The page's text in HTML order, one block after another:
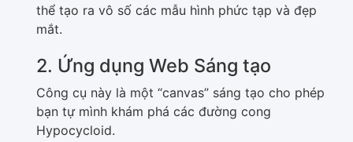
thể tạo ra vô số các mẫu hình phức tạp và đẹp
mắt.
2. Ứng dụng Web Sáng tạo
Công cụ này là một “canvas” sáng tạo cho phép
bạn tự mình khám phá các đường cong
Hypocycloid.